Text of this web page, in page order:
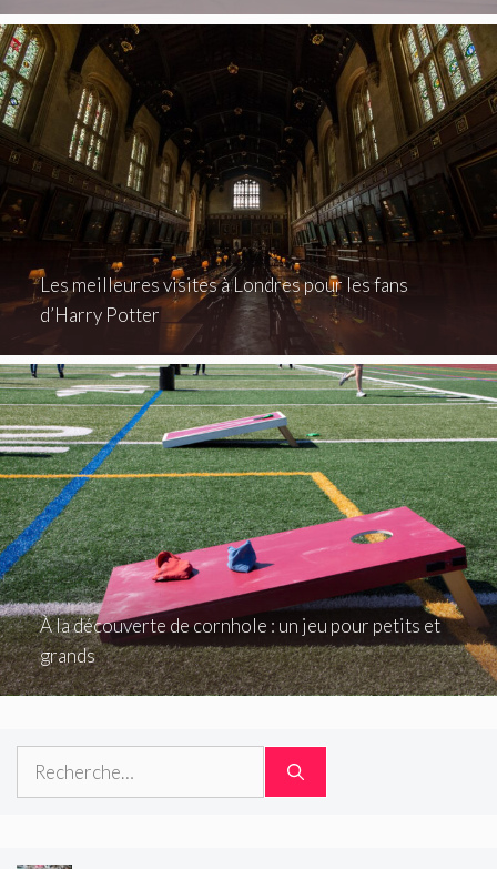
Les meilleures visites à Londres pour les fans
d’Harry Potter
À la découverte de cornhole : un jeu pour petits et
grands
Rechercher :